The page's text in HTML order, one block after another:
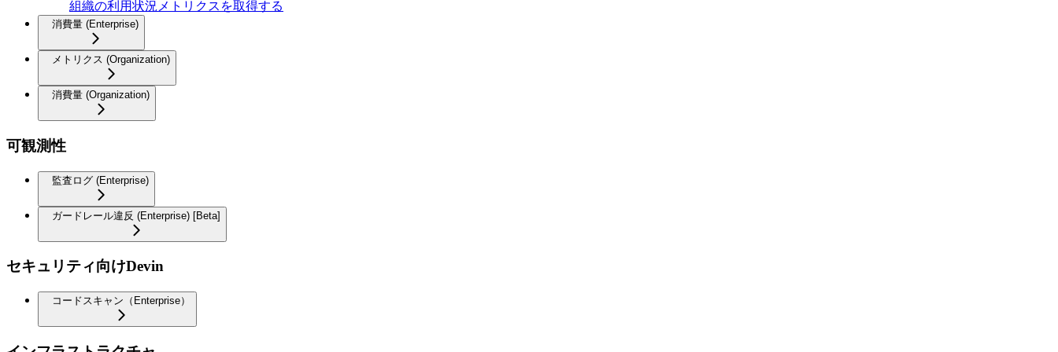
組織の利用状況メトリクスを取得する
消費量 (Enterprise)
メトリクス (Organization)
消費量 (Organization)
可観測性
監査ログ (Enterprise)
ガードレール違反 (Enterprise) [Beta]
セキュリティ向けDevin
コードスキャン（Enterprise）